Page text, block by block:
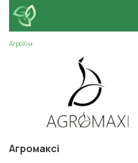
АгроХім
Агромаксі